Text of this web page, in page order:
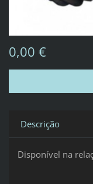
0,00 €
Descrição
Disponível na